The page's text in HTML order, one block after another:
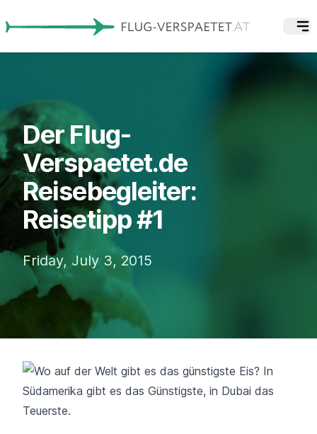
Der Flug-
Verspaetet.de
Reisebegleiter:
Reisetipp #1
Friday, July 3, 2015